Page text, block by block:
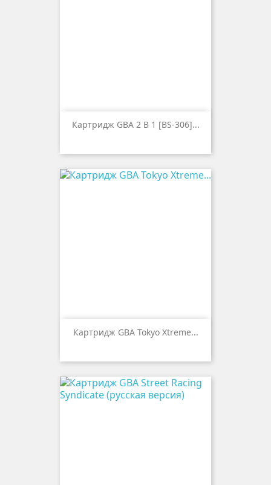
Картридж GBA 2 В 1 [BS-306]...
Картридж GBA Tokyo Xtreme...